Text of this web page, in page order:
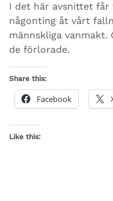
I det här avsnittet får
någonting åt vårt
männskliga vanmakt.
de förlorade.
Share this:
Facebook
Like this: